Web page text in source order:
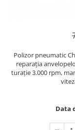
Polizoare verticale
Scule speciale
Slefuitoare
Tăiere și nituire
Polizor pneumatic
reparația
turație 3.000 rpm,
Data